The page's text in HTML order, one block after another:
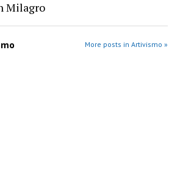
Milagro
More posts in Artivismo »